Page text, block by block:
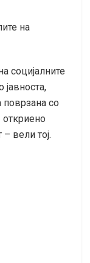
на
социјалните
со
откриено
– вели тој.